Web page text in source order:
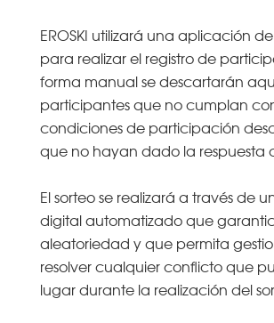
EROSKI utilizará una aplicación
para realizar el registro de
forma manual se descartarán
participantes que no cumplan
condiciones de participación
que no hayan dado la respuesta
El sorteo se realizará a través de
digital automatizado que
aleatoriedad y que permita
resolver cualquier conflicto que
lugar durante la realización del